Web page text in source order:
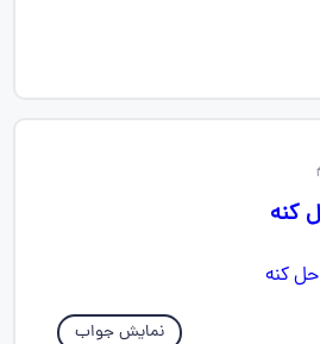
کنه
نمایش جواب